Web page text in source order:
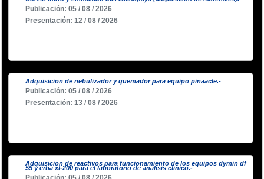
Publicación: 05 / 08 / 2026
Presentación: 12 / 08 / 2026
Adquisicion de nebulizador y quemador para equipo pinaacle.-
Publicación: 05 / 08 / 2026
Presentación: 13 / 08 / 2026
Adquisicion de reactivos para funcionamiento de los equipos dymin df
55 y erba xl-200 para el laboratorio de analisis clinico.-